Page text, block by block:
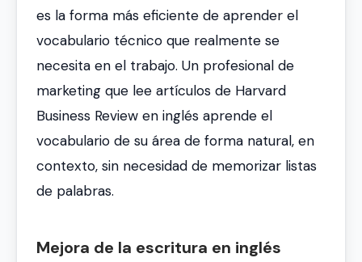
es la forma más eficiente de aprender el
vocabulario técnico que realmente se
necesita en el trabajo. Un profesional de
marketing que lee artículos de Harvard
Business Review en inglés aprende el
vocabulario de su área de forma natural, en
contexto, sin necesidad de memorizar listas
de palabras.
Mejora de la escritura en inglés